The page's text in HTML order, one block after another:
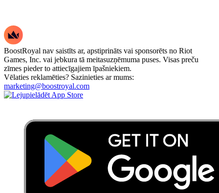
BoostRoyal nav saistīts ar, apstiprināts vai sponsorēts no Riot
Games, Inc. vai jebkura tā meitasuzņēmuma puses. Visas preču
zīmes pieder to attiecīgajiem īpašniekiem.
Vēlaties reklamēties? Sazinieties ar mums:
marketing@boostroyal.com